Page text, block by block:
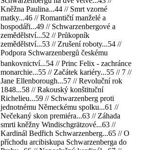
Kněžna Paulina...44 // Smrt vzorné
matky...46 // Romantičtí manželé a
hospodáři...49 // Schwarzenbergové a
zemědělství...52 // Průkopník
zemědělství...53 // Zrušení roboty...54 //
Podpora Schwarzenbergů českému
bankovnictví...54 // Princ Felix - zachránce
monarchie...55 // Začátek kariéry...55 // 7 //
Jane Ellenborough...57 // Revoluční rok
1848...58 // Rakouský konštituční
Richelieu...59 // Schwarzenberg proti
jednotnému Německému spolku...61 //
Nečekaný skon premiéra...63 // Záhada
smrti kněžny Windischgrätzové...63 //
Kardinál Bedřich Schwarzenberg...65 // O
příchodu arcibiskupa Schwarzenberga do